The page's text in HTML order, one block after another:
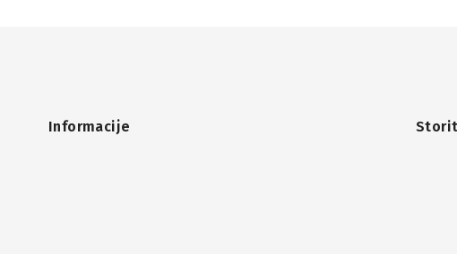
Informacije